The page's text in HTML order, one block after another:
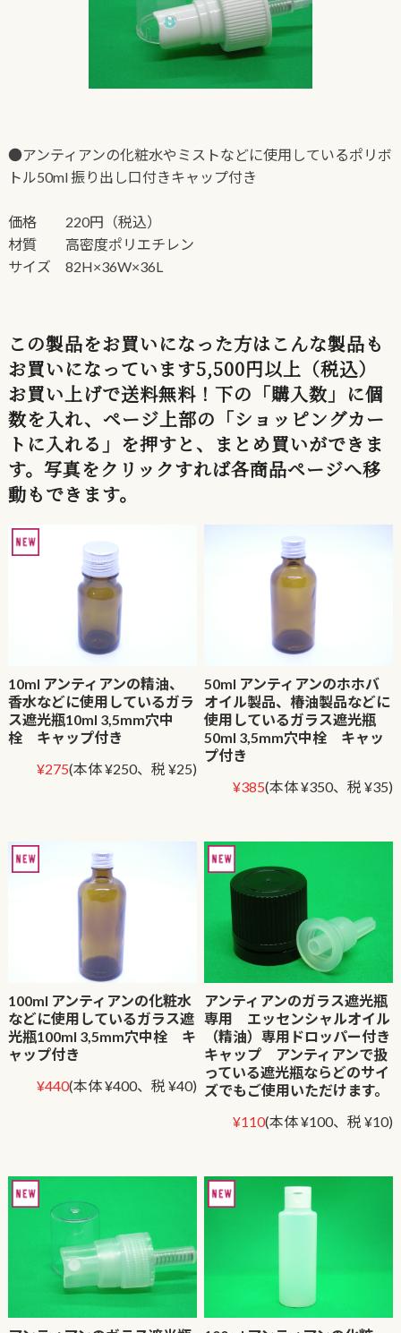
●アンティアンの化粧水やミストなどに使用しているポリボ
トル50ml 振り出し口付きキャップ付き
価格 220円（税込）
材質 高密度ポリエチレン
サイズ 82H×36W×36L
この製品をお買いになった方はこんな製品も
お買いになっています5,500円以上（税込）
お買い上げで送料無料！下の「購入数」に個
数を入れ、ページ上部の「ショッピングカー
トに入れる」を押すと、まとめ買いができま
す。写真をクリックすれば各商品ページへ移
動もできます。
10ml アンティアンの精油、
香水などに使用しているガラ
ス遮光瓶10ml 3,5mm穴中
栓 キャップ付き
¥275(本体 ¥250、税 ¥25)
50ml アンティアンのホホバ
オイル製品、椿油製品などに
使用しているガラス遮光瓶
50ml 3,5mm穴中栓 キャッ
プ付き
¥385(本体 ¥350、税 ¥35)
100ml アンティアンの化粧水
などに使用しているガラス遮
光瓶100ml 3,5mm穴中栓 キ
ャップ付き
¥440(本体 ¥400、税 ¥40)
アンティアンのガラス遮光瓶
専用 エッセンシャルオイル
（精油）専用ドロッパー付き
キャップ アンティアンで扱
っている遮光瓶ならどのサイ
ズでもご使用いただけます。
¥110(本体 ¥100、税 ¥10)